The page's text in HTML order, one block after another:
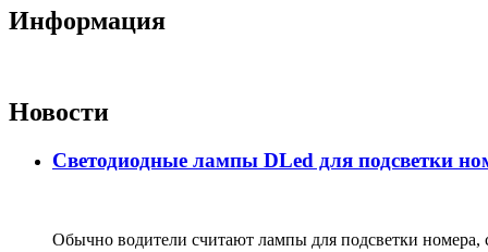
Информация
Новости
Светодиодные лампы DLed для подсветки
Обычно водители считают лампы для подсветки номера,